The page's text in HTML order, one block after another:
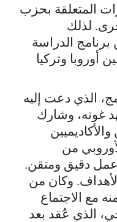
المتعلقة بحزب
لذلك
الدراسة
أوروبا وتركيا
الذي دعت إليه
غوته، وشارك
من
دقيق ومتقن.
وكان من
مع الاجتماع
الذي عُقد بعد